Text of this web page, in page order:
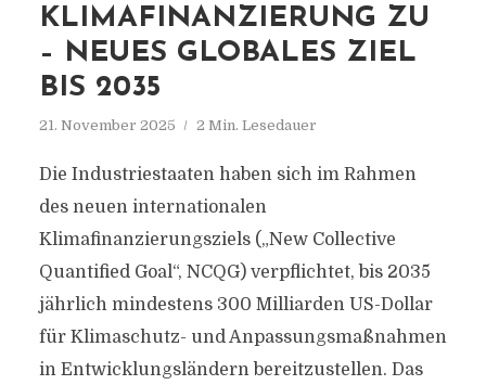
KLIMAFINANZIERUNG ZU
– NEUES GLOBALES ZIEL
BIS 2035
21. November 2025 2 Min. Lesedauer
Die Industriestaaten haben sich im Rahmen
des neuen internationalen
Klimafinanzierungsziels („New Collective
Quantified Goal“, NCQG) verpflichtet, bis 2035
jährlich mindestens 300 Milliarden US-Dollar
für Klimaschutz- und Anpassungsmaßnahmen
in Entwicklungsländern bereitzustellen. Das